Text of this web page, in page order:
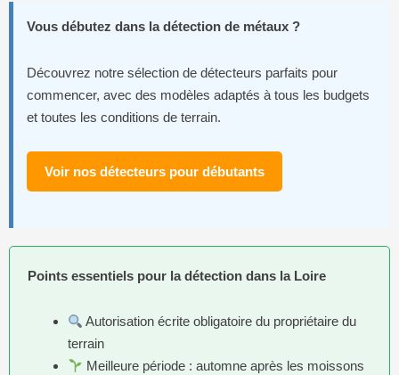
Vous débutez dans la détection de métaux ?
Découvrez notre sélection de détecteurs parfaits pour
commencer, avec des modèles adaptés à tous les budgets
et toutes les conditions de terrain.
Voir nos détecteurs pour débutants
Points essentiels pour la détection dans la Loire
Autorisation écrite obligatoire du propriétaire du
terrain
Meilleure période : automne après les moissons